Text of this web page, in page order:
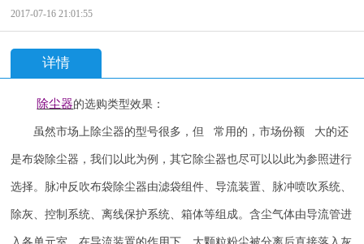
2017-07-16 21:01:55
详情
除尘器的选购类型效果：
虽然市场上除尘器的型号很多，但 常用的，市场份额 大的还
是布袋除尘器，我们以此为例，其它除尘器也尽可以以此为参照进行
选择。脉冲反吹布袋除尘器由滤袋组件、导流装置、脉冲喷吹系统、
除灰、控制系统、离线保护系统、箱体等组成。含尘气体由导流管进